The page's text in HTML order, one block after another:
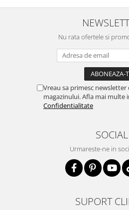
Nu rata ofertele si
Vreau sa primesc
magazinului. Afla mai multe
Confidentialitate
SOCIAL
Urmareste-ne in
SUPORT